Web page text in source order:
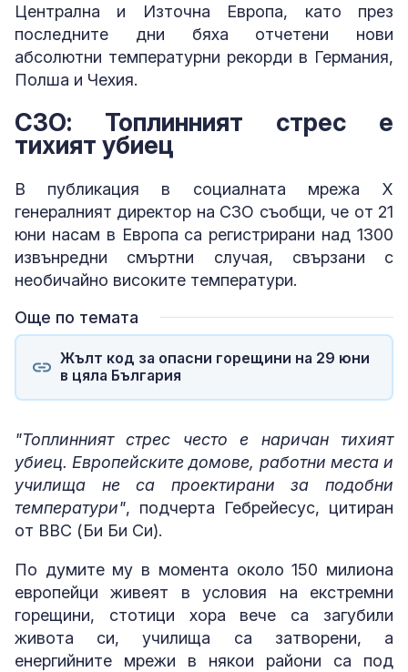
Централна и Източна Европа, като през
последните дни бяха отчетени нови
абсолютни температурни рекорди в Германия,
Полша и Чехия.
СЗО: Топлинният стрес е
тихият убиец
В публикация в социалната мрежа X
генералният директор на СЗО съобщи, че от 21
юни насам в Европа са регистрирани над 1300
извънредни смъртни случая, свързани с
необичайно високите температури.
Още по темата
Жълт код за опасни горещини на 29 юни
в цяла България
"Топлинният стрес често е наричан тихият
убиец. Европейските домове, работни места и
училища не са проектирани за подобни
температури", подчерта Гебрейесус, цитиран
от BBC (Би Би Си).
По думите му в момента около 150 милиона
европейци живеят в условия на екстремни
горещини, стотици хора вече са загубили
живота си, училища са затворени, а
енергийните мрежи в някои райони са под